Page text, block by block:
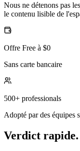
Nous ne détenons pas
le contenu lisible de
Offre Free à $0
Sans carte bancaire
500+ professionals
Adopté par des équipes
Verdict rapide.